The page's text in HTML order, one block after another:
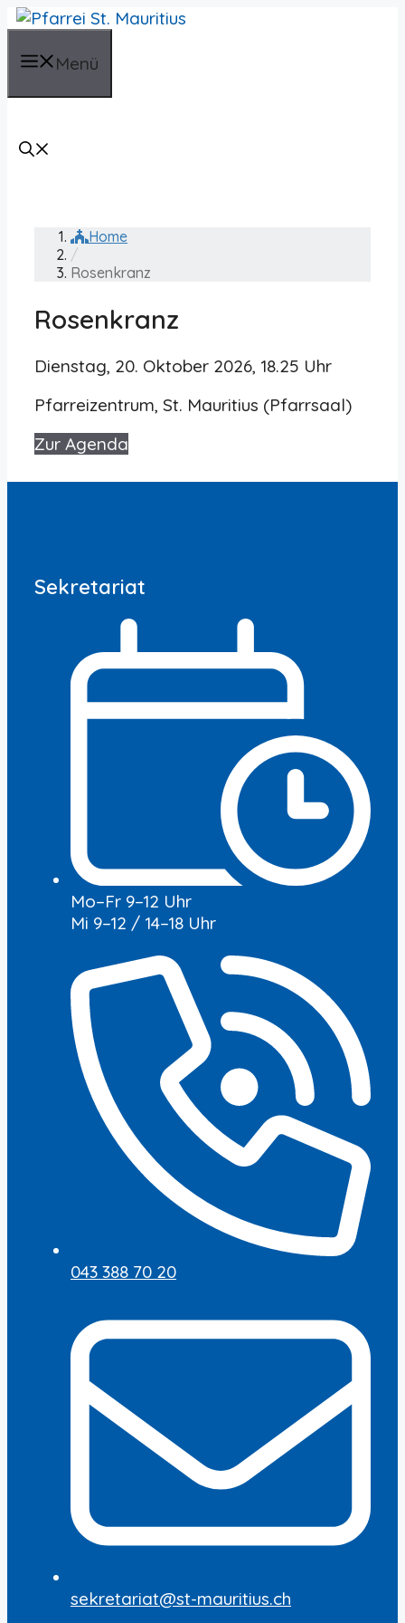
Zum
springenMenü
Home
/
Rosenkranz
Rosenkranz
Dienstag, 20. Oktober 2026, 18.25 Uhr
Pfarreizentrum, St. Mauritius (Pfarrsaal)
Zur Agenda
Sekretariat
Mo–Fr 9–12 Uhr
Mi 9–12 / 14–18 Uhr
043 388 70 20
sekretariat@st-mauritius.ch